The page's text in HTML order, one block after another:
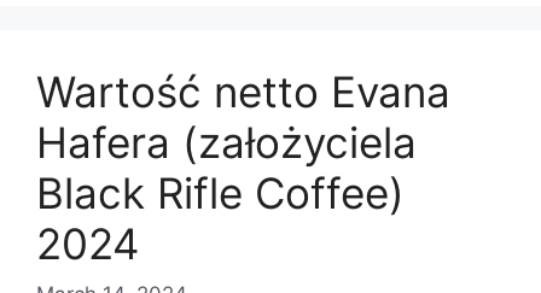
Wartość netto Evana
Hafera (założyciela
Black Rifle Coffee)
2024